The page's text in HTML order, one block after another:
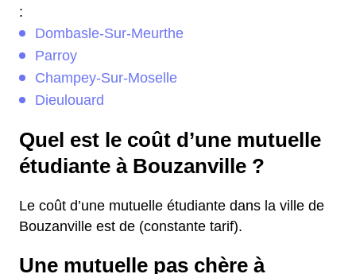
:
Dombasle-Sur-Meurthe
Parroy
Champey-Sur-Moselle
Dieulouard
Quel est le coût d’une mutuelle
étudiante à Bouzanville ?
Le coût d’une mutuelle étudiante dans la ville de
Bouzanville est de (constante tarif).
Une mutuelle pas chère à